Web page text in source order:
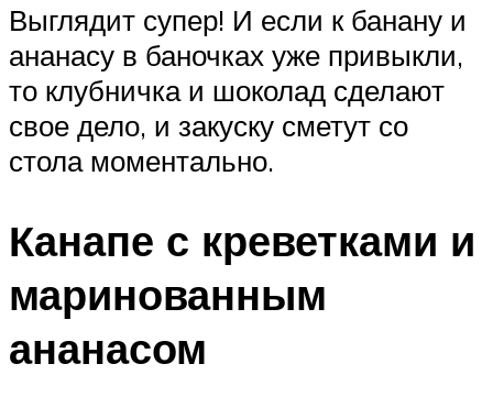
Выглядит супер! И если к банану и
ананасу в баночках уже привыкли,
то клубничка и шоколад сделают
свое дело, и закуску сметут со
стола моментально.
Канапе с креветками и
маринованным
ананасом